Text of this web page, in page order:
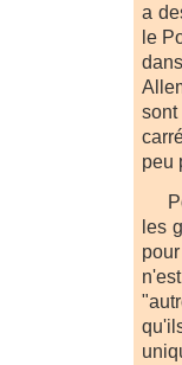
a
le
sont
peu
les